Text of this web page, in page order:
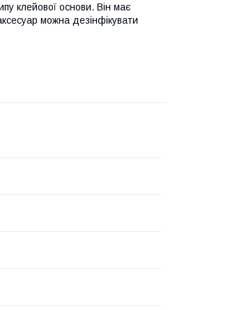
клейової основи. Він має
можна дезінфікувати